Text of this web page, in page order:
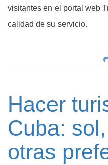
visitantes en el portal web
calidad de su servicio.
Hacer
Cuba:
otras